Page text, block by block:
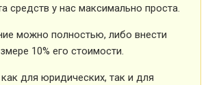
средств у нас максимально проста.
можно полностью, либо внести
10% его стоимости.
для юридических, так и для